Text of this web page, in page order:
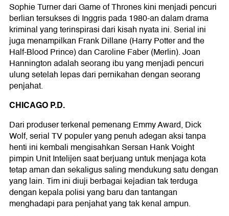
Sophie Turner dari Game of Thrones kini menjadi pencuri
berlian tersukses di Inggris pada 1980-an dalam drama
kriminal yang terinspirasi dari kisah nyata ini. Serial ini
juga menampilkan Frank Dillane (Harry Potter and the
Half-Blood Prince) dan Caroline Faber (Merlin). Joan
Hannington adalah seorang ibu yang menjadi pencuri
ulung setelah lepas dari pernikahan dengan seorang
penjahat.
CHICAGO P.D.
Dari produser terkenal pemenang Emmy Award, Dick
Wolf, serial TV populer yang penuh adegan aksi tanpa
henti ini kembali mengisahkan Sersan Hank Voight
pimpin Unit Intelijen saat berjuang untuk menjaga kota
tetap aman dan sekaligus saling mendukung satu dengan
yang lain. Tim ini diuji berbagai kejadian tak terduga
dengan kepala polisi yang baru dan tantangan
menghadapi para penjahat yang tak kenal ampun.